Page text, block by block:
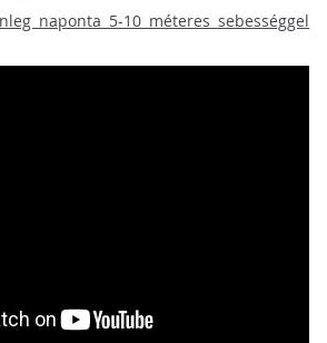
naponta 5-10 méteres sebességgel